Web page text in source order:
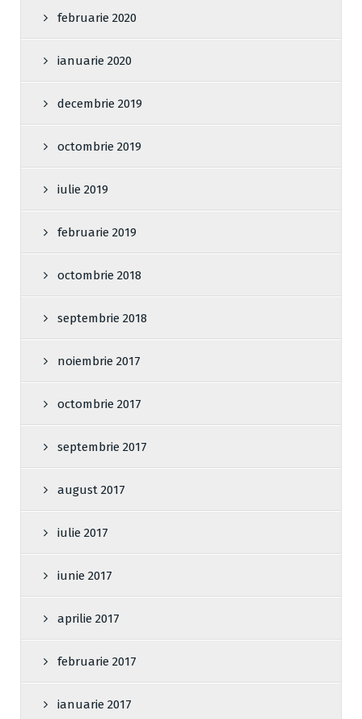
februarie 2020
ianuarie 2020
decembrie 2019
octombrie 2019
iulie 2019
februarie 2019
octombrie 2018
septembrie 2018
noiembrie 2017
octombrie 2017
septembrie 2017
august 2017
iulie 2017
iunie 2017
aprilie 2017
februarie 2017
ianuarie 2017